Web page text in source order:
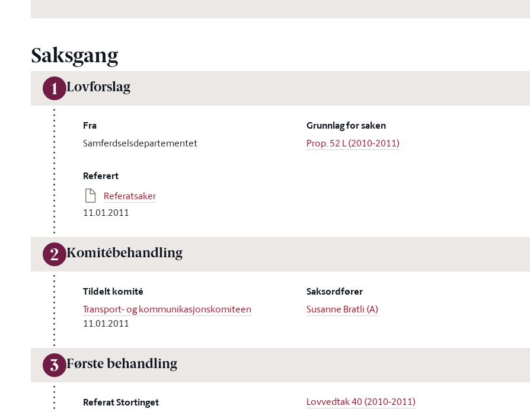
Saksgang
1 Lovforslag
Fra
Samferdselsdepartementet
Grunnlag for saken
Prop. 52 L (2010-2011)
Referert
Referatsaker
11.01.2011
2 Komitébehandling
Tildelt komité
Transport- og kommunikasjonskomiteen
11.01.2011
Saksordfører
Susanne Bratli (A)
3 Første behandling
Referat Stortinget Lovvedtak 40 (2010-2011)